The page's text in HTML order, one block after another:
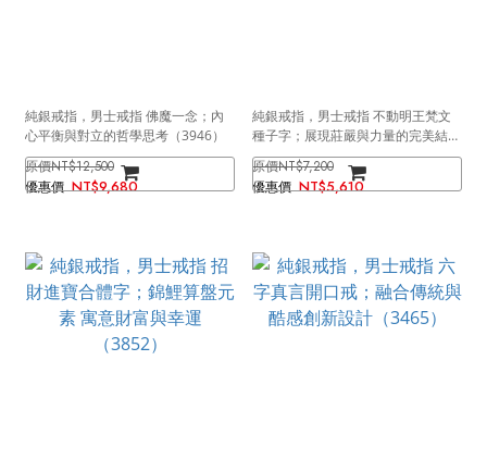
純銀戒指，男士戒指 佛魔一念；內
心平衡與對立的哲學思考（3946）
NT$12,500
NT$9,680
純銀戒指，男士戒指 不動明王梵文
種子字；展現莊嚴與力量的完美結合
（3944）
NT$7,200
NT$5,610